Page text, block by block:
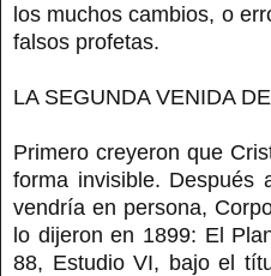
los muchos cambios, o
falsos profetas.
LA SEGUNDA VENIDA
Primero creyeron que
forma invisible. Después
vendría en persona,
lo dijeron en 1899: El
88, Estudio VI, bajo el